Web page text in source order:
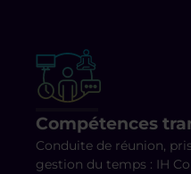
Compétences
Conduite de réunion,
gestion du temps : IH